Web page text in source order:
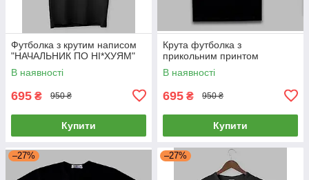
Футболка з крутим написом
"НАЧАЛЬНИК ПО НІ*ХУЯМ"
В наявності
695 ₴ 950 ₴
Купити
Крута футболка з
прикольним принтом
В наявності
695 ₴ 950 ₴
Купити
–27% –27%